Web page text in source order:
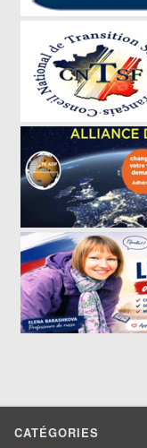
CATÉGORIES